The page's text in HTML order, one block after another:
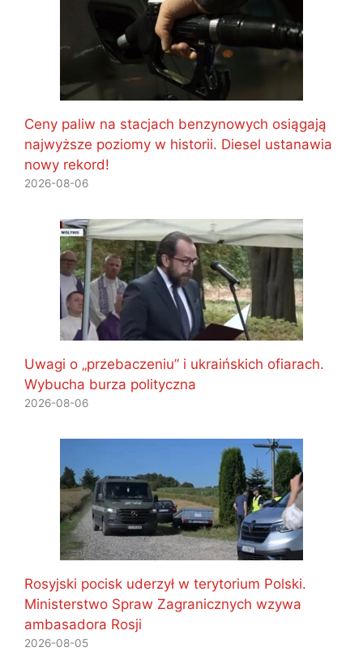
Ceny paliw na stacjach benzynowych osiągają
najwyższe poziomy w historii. Diesel ustanawia
nowy rekord!
2026-08-06
Uwagi o „przebaczeniu” i ukraińskich ofiarach.
Wybucha burza polityczna
2026-08-06
Rosyjski pocisk uderzył w terytorium Polski.
Ministerstwo Spraw Zagranicznych wzywa
ambasadora Rosji
2026-08-05